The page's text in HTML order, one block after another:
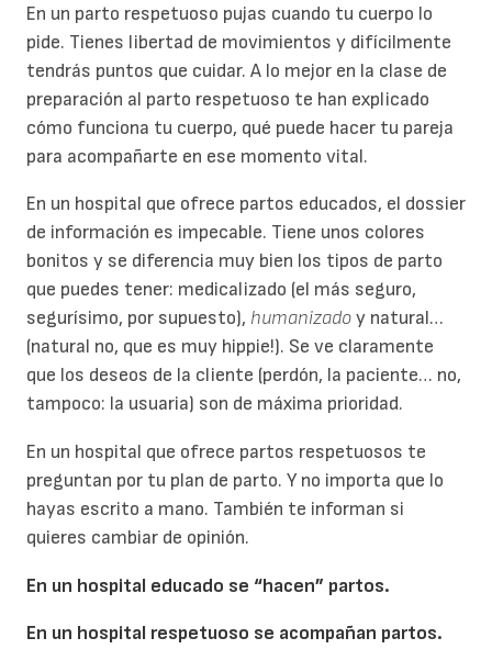
En un parto respetuoso pujas cuando tu cuerpo lo
pide. Tienes libertad de movimientos y difícilmente
tendrás puntos que cuidar. A lo mejor en la clase de
preparación al parto respetuoso te han explicado
cómo funciona tu cuerpo, qué puede hacer tu pareja
para acompañarte en ese momento vital.
En un hospital que ofrece partos educados, el dossier
de información es impecable. Tiene unos colores
bonitos y se diferencia muy bien los tipos de parto
que puedes tener: medicalizado (el más seguro,
segurísimo, por supuesto), humanizadoy natural…
(natural no, que es muy hippie!). Se ve claramente
que los deseos de la cliente (perdón, la paciente… no,
tampoco: la usuaria) son de máxima prioridad.
En un hospital que ofrece partos respetuosos te
preguntan por tu plan de parto. Y no importa que lo
hayas escrito a mano. También te informan si
quieres cambiar de opinión.
En un hospital educado se “hacen” partos.
En un hospital respetuoso se acompañan partos.